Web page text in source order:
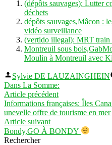
(dépôts sauvages): Lutter
déchets
dépôts sauvages,Mâcon :
vidéo surveillance
(vertido illegal): MRT train
Montreuil sous
Moulin à Montreuil avec
Publié
par
Sylvie DE LAUZAINGHEIN
Dans La Somme:
Navigation
de
l’article
Article précédentArticle
précédent :
Informations françaises: Îles
unevelle offre de tourisme en mer
Article suivantArticle
suivant :
Bondy,GO À BONDY
Rechercher